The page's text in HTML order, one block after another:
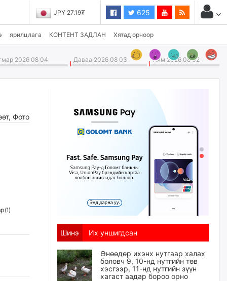
JPY 27.19₮ 625
ярилцлага КОНТЕНТ ЗАДЛАН Хятад орноор
2026 08 04 Даваа 2026 08 03 Ням 2026 08 02
, Фото
(1)
Шинэ Их уншигдсан
Өнөөдөр ихэнх нутгаар халах
боловч 9, 10-нд нутгийн төв
хэсгээр, 11-нд нутгийн зүүн
хагаст аадар бороо орно